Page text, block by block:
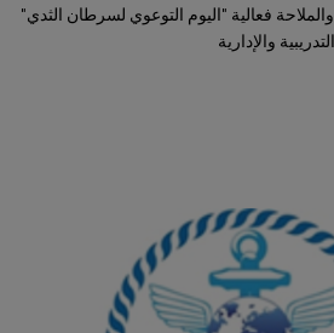
فعالية "اليوم التوعوي لسرطان الثدي"
والإدارية